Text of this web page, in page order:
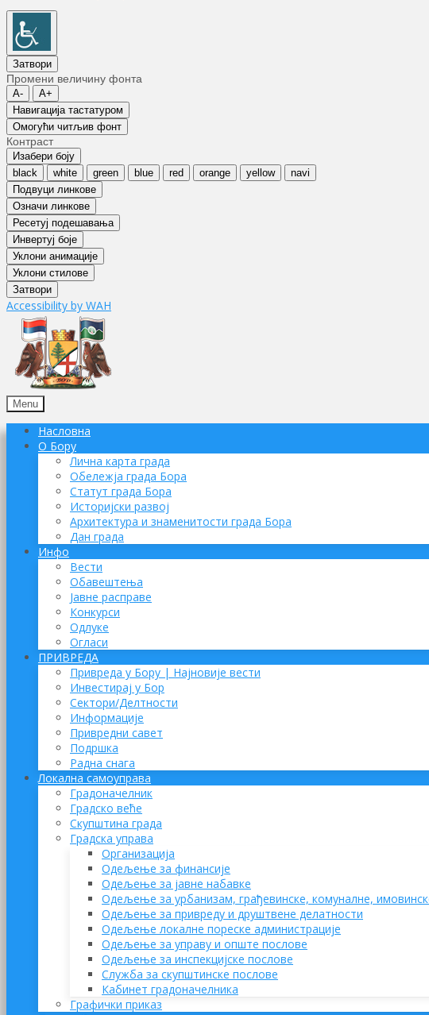
Затвори
Промени величину фонта
A-
A+
Навигација тастатуром
Oмогући читљив фонт
Контраст
Изабери боју
black
white green blue red orange yellow
navi
Подвуци линкове
Означи линкове
Ресетуј подешавања
Инвертуј боје
Уклони анимације
Уклони стилове
Затвори
Accessibility by WAH
Menu
Насловна
О Бору
Лична карта града
Обележја града Бора
Статут града Бора
Историјски развој
Архитектура и знаменитости града Бора
Дан града
Инфо
Вести
Обавештења
Јавне расправе
Конкурси
Одлуке
Огласи
ПРИВРЕДА
Привреда у Бору | Најновије вести
Инвестирај у Бор
Сектори/Делтности
Информације
Привредни савет
Подршка
Радна снага
Локална самоуправа
Градоначелник
Градско веће
Скупштина града
Градска управа
Организација
Одељење за финансије
Одељење за јавне набавке
Одељење за урбанизам, грађевинске, комуналне,
Одељење за привреду и друштвене делатности
Одељење локалне пореске администрације
Одељење за управу и опште послове
Одељење за инспекцијске послове
Служба за скупштинске послове
Кабинет градоначелника
Графички приказ